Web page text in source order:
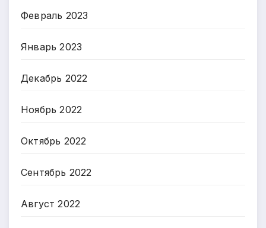
Февраль 2023
Январь 2023
Декабрь 2022
Ноябрь 2022
Октябрь 2022
Сентябрь 2022
Август 2022